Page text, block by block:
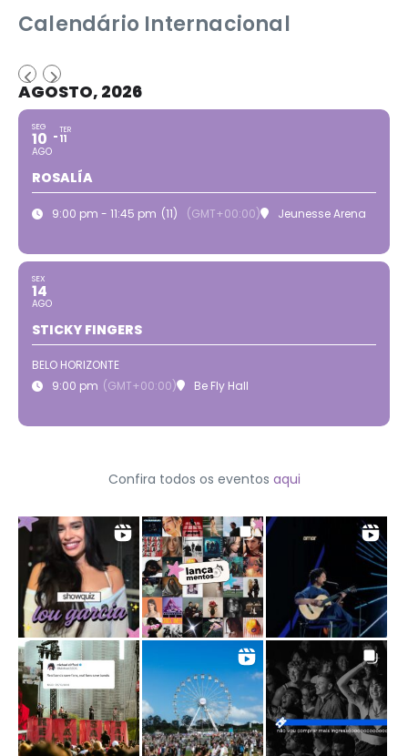
Calendário Internacional
AGOSTO, 2026
SEG
10
AGO
TER
11
ROSALÍA
9:00 pm - 11:45 pm (11) (GMT+00:00) Jeunesse Arena
SEX
14
AGO
STICKY FINGERS
BELO HORIZONTE
9:00 pm (GMT+00:00) Be Fly Hall
Confira todos os eventos aqui